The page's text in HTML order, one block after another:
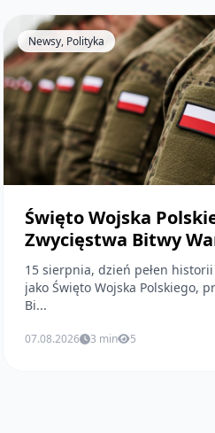
Newsy, Polityka
Święto Wojska
Zwycięstwa Bitwy
15 sierpnia, dzień pełen
jako Święto Wojska Polskiego,
Bi...
07.08.2026 3 min 5